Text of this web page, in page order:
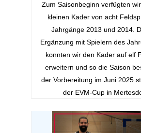
Zum Saisonbeginn verfügten
kleinen Kader von acht
Jahrgänge 2013 und 2014.
Ergänzung mit Spielern des
konnten wir den Kader auf elf
erweitern und so die Saison
der Vorbereitung im Juni 2025
der EVM-Cup in